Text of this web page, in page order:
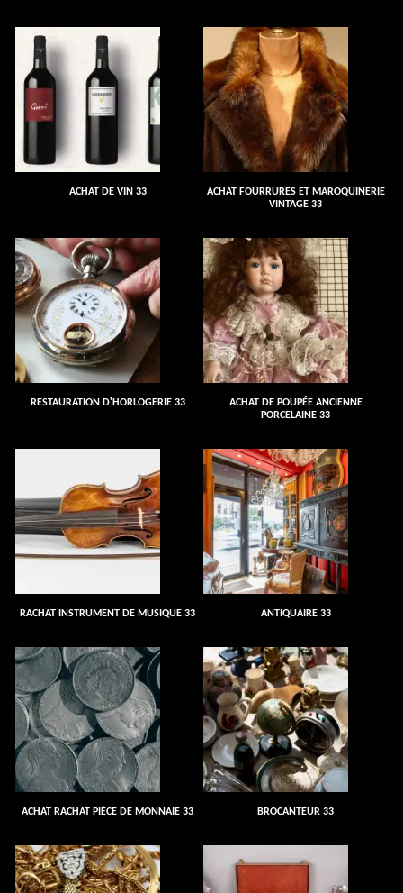
ACHAT DE VIN 33
ACHAT FOURRURES ET MAROQUINERIE
VINTAGE 33
RESTAURATION D'HORLOGERIE 33
ACHAT DE POUPÉE ANCIENNE
PORCELAINE 33
RACHAT INSTRUMENT DE MUSIQUE 33 ANTIQUAIRE 33
ACHAT RACHAT PIÈCE DE MONNAIE 33 BROCANTEUR 33